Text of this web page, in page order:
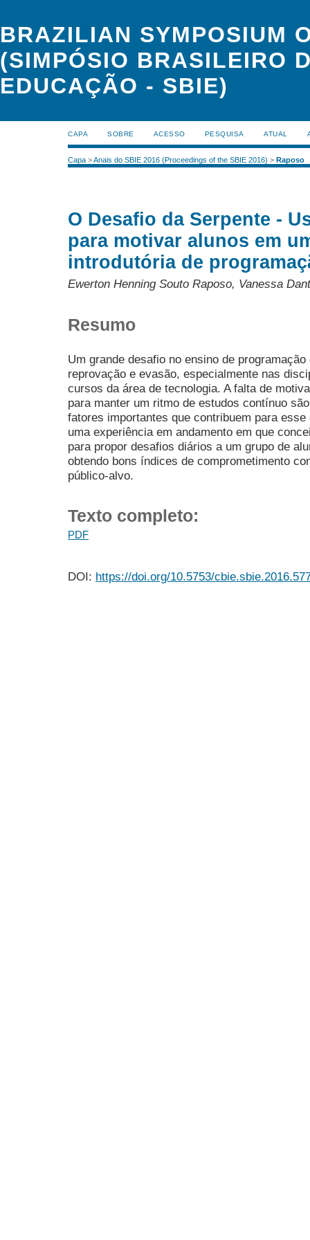
BRAZILIAN SYMPOSIUM
(SIMPÓSIO BRASILEIRO
EDUCAÇÃO - SBIE)
CAPA SOBRE ACESSO PESQUISA ATUAL
Capa >Anais do SBIE 2016 (Proceedings of the SBIE 2016) > Raposo
O Desafio da Serpente -
para motivar alunos em
introdutória de
Ewerton Henning Souto Raposo, Vanessa
Resumo
Um grande desafio no ensino de
reprovação e evasão, especialmente nas
cursos da área de tecnologia. A falta de
para manter um ritmo de estudos contínuo
fatores importantes que contribuem para
uma experiência em andamento em que
para propor desafios diários a um grupo de
obtendo bons índices de comprometimento
público-alvo.
Texto completo:
PDF
DOI: https://doi.org/10.5753/